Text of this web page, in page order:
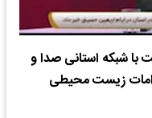
شبکه استانی صدا و
زیست محیطی